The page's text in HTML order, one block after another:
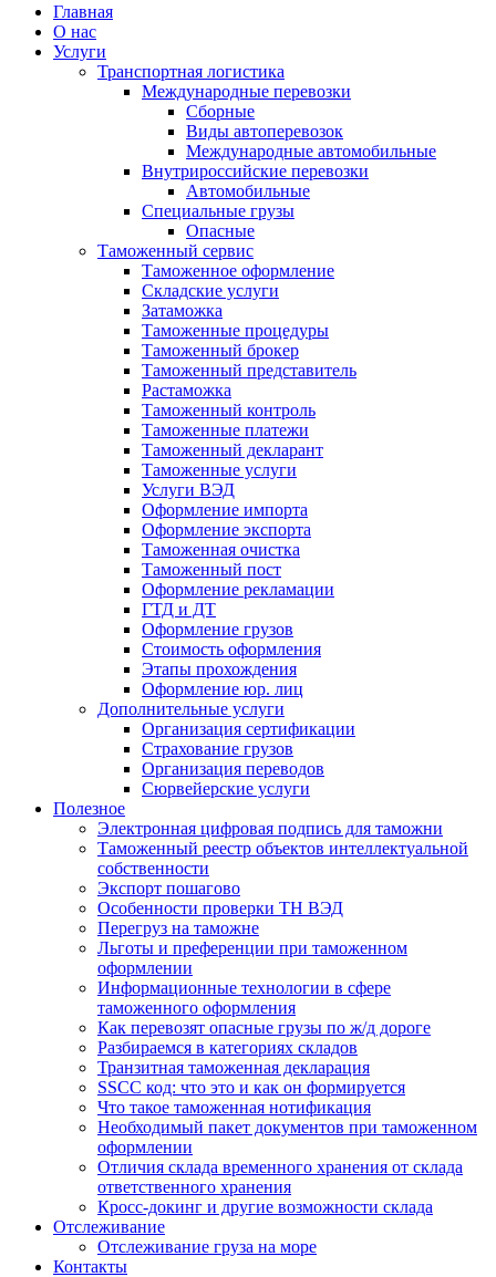
Главная
О нас
Услуги
Транспортная логистика
Международные перевозки
Сборные
Виды автоперевозок
Международные автомобильные
Внутрироссийские перевозки
Автомобильные
Специальные грузы
Опасные
Таможенный сервис
Таможенное оформление
Складские услуги
Затаможка
Таможенные процедуры
Таможенный брокер
Таможенный представитель
Растаможка
Таможенный контроль
Таможенные платежи
Таможенный декларант
Таможенные услуги
Услуги ВЭД
Оформление импорта
Оформление экспорта
Таможенная очистка
Таможенный пост
Оформление рекламации
ГТД и ДТ
Оформление грузов
Стоимость оформления
Этапы прохождения
Оформление юр. лиц
Дополнительные услуги
Организация сертификации
Страхование грузов
Организация переводов
Сюрвейерские услуги
Полезное
Электронная цифровая подпись для таможни
Таможенный реестр объектов интеллектуальной
собственности
Экспорт пошагово
Особенности проверки ТН ВЭД
Перегруз на таможне
Льготы и преференции при таможенном
оформлении
Информационные технологии в сфере
таможенного оформления
Как перевозят опасные грузы по ж/д дороге
Разбираемся в категориях складов
Транзитная таможенная декларация
SSCC код: что это и как он формируется
Что такое таможенная нотификация
Необходимый пакет документов при таможенном
оформлении
Отличия склада временного хранения от склада
ответственного хранения
Кросс-докинг и другие возможности склада
Отслеживание
Отслеживание груза на море
Контакты